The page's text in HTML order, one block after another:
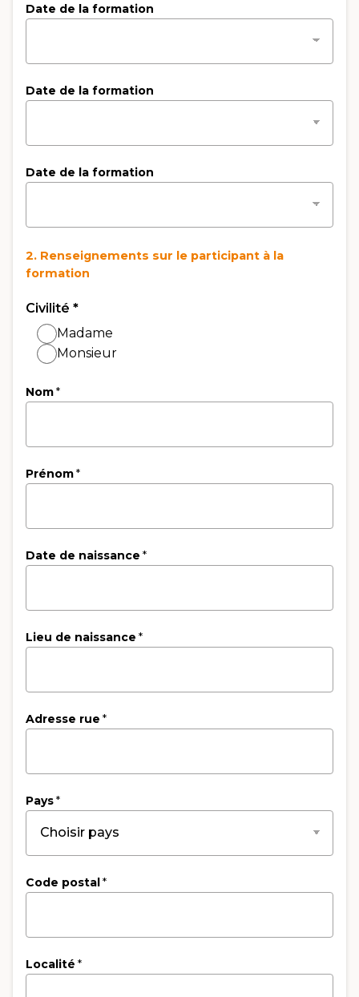
Date de la formation
Date de la formation
Date de la formation
2. Renseignements sur le participant à la
formation
Civilité *
Madame
Monsieur
Nom*
Prénom*
Date de naissance *
Lieu de naissance *
Adresse rue *
Pays*
Code postal*
Localité *